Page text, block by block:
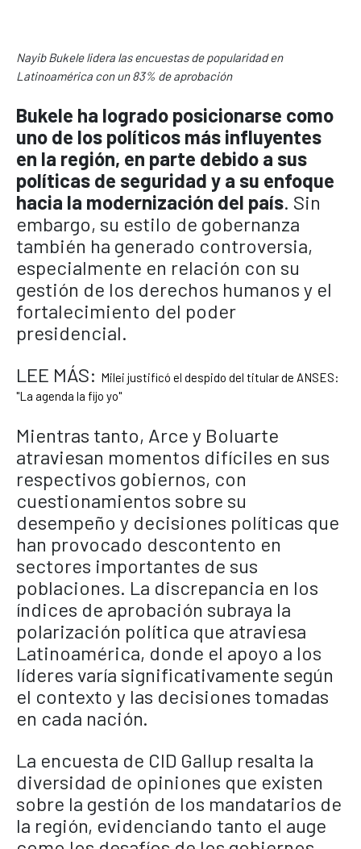
Nayib Bukele lidera las encuestas de popularidad en
Latinoamérica con un 83% de aprobación
Bukele ha logrado posicionarse como
uno de los políticos más influyentes
en la región, en parte debido a sus
políticas de seguridad y a su enfoque
hacia la modernización del país. Sin
embargo, su estilo de gobernanza
también ha generado controversia,
especialmente en relación con su
gestión de los derechos humanos y el
fortalecimiento del poder
presidencial.
LEE MÁS: Milei justificó el despido del titular de ANSES:
"La agenda la fijo yo"
Mientras tanto, Arce y Boluarte
atraviesan momentos difíciles en sus
respectivos gobiernos, con
cuestionamientos sobre su
desempeño y decisiones políticas que
han provocado descontento en
sectores importantes de sus
poblaciones. La discrepancia en los
índices de aprobación subraya la
polarización política que atraviesa
Latinoamérica, donde el apoyo a los
líderes varía significativamente según
el contexto y las decisiones tomadas
en cada nación.
La encuesta de CID Gallup resalta la
diversidad de opiniones que existen
sobre la gestión de los mandatarios de
la región, evidenciando tanto el auge